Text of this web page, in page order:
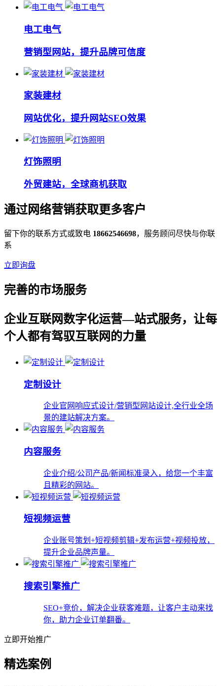
电工电气
营销型网站，提升品牌可信度
家装建材
网站优化，提升网站SEO效果
灯饰照明
外贸建站，全球商机获取
通过网络营销获取更多客户
留下你的联系方式或致电 18662546698，服务顾问尽快与你联
系
立即询盘
完善的市场服务
企业互联网数字化运营—站式服务，让每
个人都有驾驭互联网的力量
定制设计
企业官网响应式设计/营销型网站设计,全行业全场
景的建站解决方案。
内容服务
企业介绍/公司产品/新闻标准录入，给您一个丰富
且精彩的网站。
短视频运营
企业账号策划+短视频剪辑+发布运营+视频投放，
提升企业品牌声量。
搜索引擎推广
SEO+竞价，解决企业获客难题，让客户主动来找
你，助力企业订单翻番。
立即开始推广
精选案例